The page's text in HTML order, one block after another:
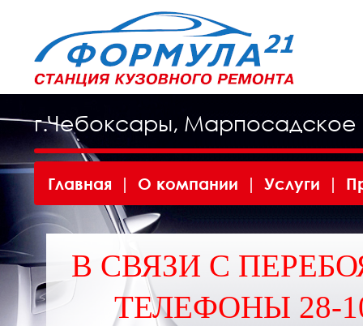
г.Чебоксары,
Главная | О компании | Услуги |
В СВЯЗИ С
ТЕЛЕФОНЫ 28-